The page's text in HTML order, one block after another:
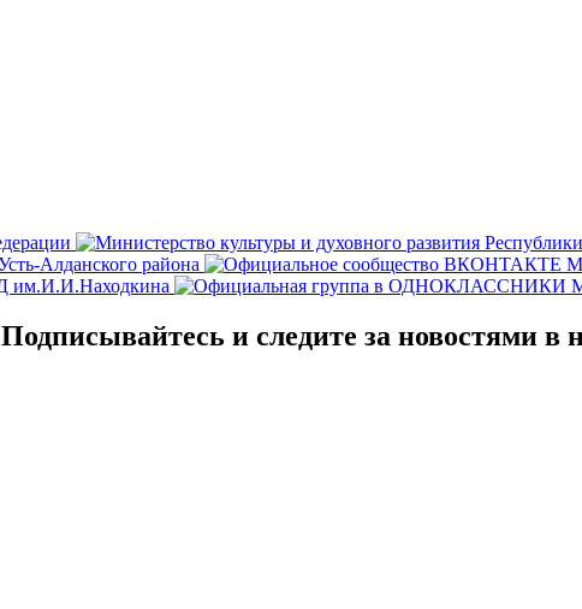
Подписывайтесь и следите за новостями в